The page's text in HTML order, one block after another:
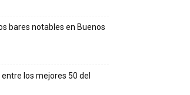
bares notables en Buenos
los mejores 50 del